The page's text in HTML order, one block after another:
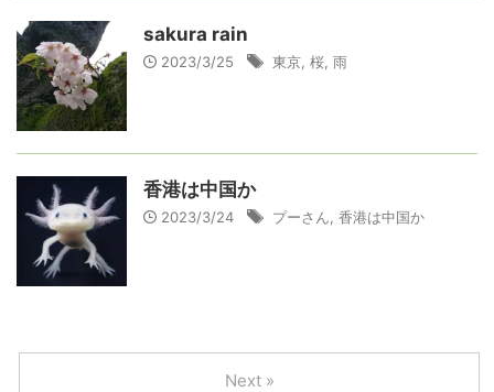
sakura rain
2023/3/25 東京 桜 雨
香港は中国か
2023/3/24 プーさん 香港は中国か
Next »